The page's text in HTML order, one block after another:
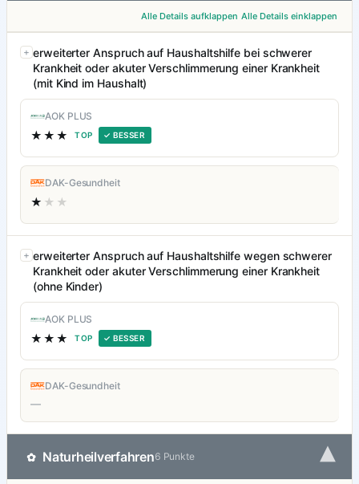
Alle Details aufklappen Alle Details einklappen
erweiterter Anspruch auf Haushaltshilfe bei schwerer
Krankheit oder akuter Verschlimmerung einer Krankheit
(mit Kind im Haushalt)
AOK PLUS
★★★ TOP ✓ BESSER
DAK-Gesundheit
★ ★★
erweiterter Anspruch auf Haushaltshilfe wegen schwerer
Krankheit oder akuter Verschlimmerung einer Krankheit
(ohne Kinder)
AOK PLUS
★★★ TOP ✓ BESSER
DAK-Gesundheit
—
✿ Naturheilverfahren6 Punkte ▾